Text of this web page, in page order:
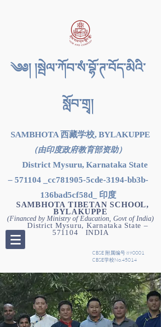
༄༅། །སྦེལ་ཀོབ་སཾ་བྷོ་ཊ་བོད་མིའི་
སློབ་གྲྭ།
SAMBHOTA 西藏学校, BYLAKUPPE
（由印度政府教育部资助）
District Mysuru, Karnataka State
– 571104 _cc781905-5cde-3194-bb3b-
136bad5cf58d_ 印度
SAMBHOTA TIBETAN SCHOOL,
BYLAKUPPE
(Financed by Ministry of Education, Govt of India)
District Mysuru, Karnataka State –
571104 INDIA
CBSE 附属编号 890001
CBSE学校No.45014